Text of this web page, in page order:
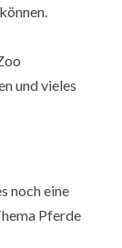
und vieles
noch eine
Pferde